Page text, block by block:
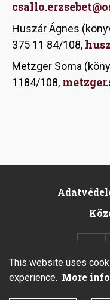
Huszár Ágnes
375 11 84/108,
Metzger Soma
1184/108,
Footer
This website uses
experience. More info